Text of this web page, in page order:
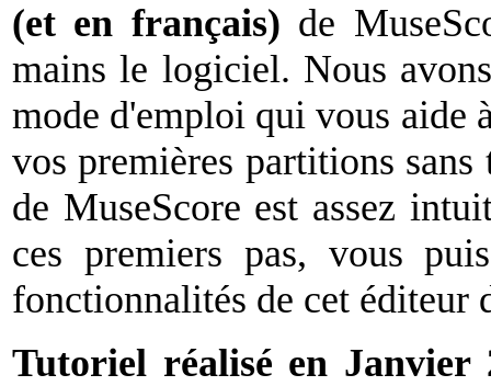
(et en français) de
mains le logiciel. Nous
mode d'emploi qui vous aide
vos premières partitions
de MuseScore est assez
ces premiers pas, vous
fonctionnalités de cet éditeur
Tutoriel réalisé en Janvier